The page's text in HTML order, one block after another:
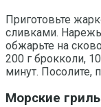
Приготовьте
сливками.
обжарьте на
200 г брокколи,
минут. Посолите,
Морские